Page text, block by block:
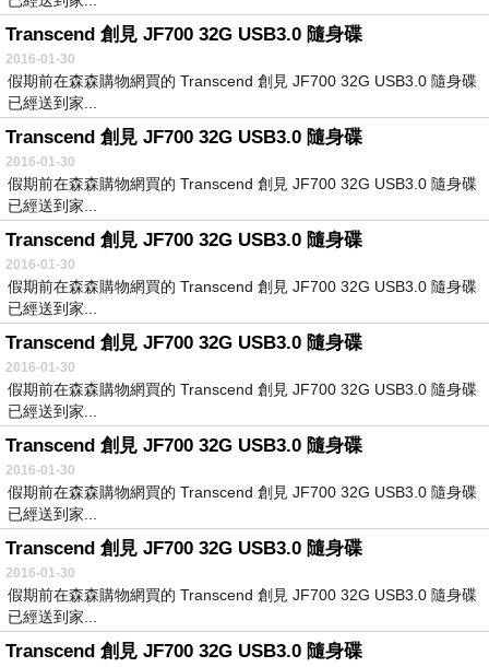
Transcend 創見 JF700 32G USB3.0 隨身碟
2016-01-30
假期前在森森購物網買的 Transcend 創見 JF700 32G USB3.0 隨身碟
已經送到家...
Transcend 創見 JF700 32G USB3.0 隨身碟
2016-01-30
假期前在森森購物網買的 Transcend 創見 JF700 32G USB3.0 隨身碟
已經送到家...
Transcend 創見 JF700 32G USB3.0 隨身碟
2016-01-30
假期前在森森購物網買的 Transcend 創見 JF700 32G USB3.0 隨身碟
已經送到家...
Transcend 創見 JF700 32G USB3.0 隨身碟
2016-01-30
假期前在森森購物網買的 Transcend 創見 JF700 32G USB3.0 隨身碟
已經送到家...
Transcend 創見 JF700 32G USB3.0 隨身碟
2016-01-30
假期前在森森購物網買的 Transcend 創見 JF700 32G USB3.0 隨身碟
已經送到家...
Transcend 創見 JF700 32G USB3.0 隨身碟
2016-01-30
假期前在森森購物網買的 Transcend 創見 JF700 32G USB3.0 隨身碟
已經送到家...
Transcend 創見 JF700 32G USB3.0 隨身碟